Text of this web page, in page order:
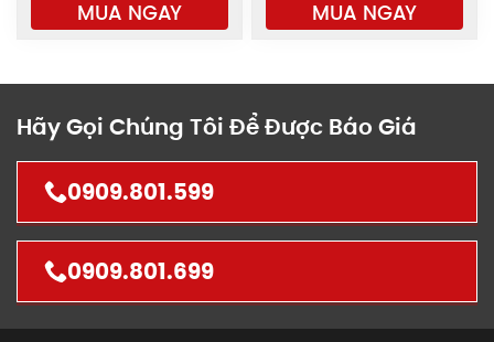
MUA NGAY MUA NGAY
Hãy Gọi Chúng Tôi Để Được Báo Giá
0909.801.599
0909.801.699